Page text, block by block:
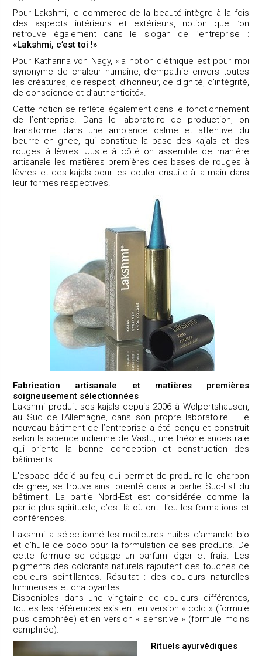
Pour Lakshmi, le commerce de la beauté intègre à la fois
des aspects intérieurs et extérieurs, notion que l’on
retrouve également dans le slogan de l’entreprise :
«Lakshmi, c’est toi !»
Pour Katharina von Nagy, «la notion d’éthique est pour moi
synonyme de chaleur humaine, d’empathie envers toutes
les créatures, de respect, d’honneur, de dignité, d’intégrité,
de conscience et d’authenticité».
Cette notion se reflète également dans le fonctionnement
de l’entreprise. Dans le laboratoire de production, on
transforme dans une ambiance calme et attentive du
beurre en ghee, qui constitue la base des kajals et des
rouges à lèvres. Juste à côté on assemble de manière
artisanale les matières premières des bases de rouges à
lèvres et des kajals pour les couler ensuite à la main dans
leur formes respectives.
Fabrication artisanale et matières premières
soigneusement sélectionnées
Lakshmi produit ses kajals depuis 2006 à Wolpertshausen,
au Sud de l’Allemagne, dans son propre laboratoire. Le
nouveau bâtiment de l’entreprise a été conçu et construit
selon la science indienne de Vastu, une théorie ancestrale
qui oriente la bonne conception et construction des
bâtiments.
L’espace dédié au feu, qui permet de produire le charbon
de ghee, se trouve ainsi orienté dans la partie Sud-Est du
bâtiment. La partie Nord-Est est considérée comme la
partie plus spirituelle, c’est là où ont lieu les formations et
conférences.
Lakshmi a sélectionné les meilleures huiles d’amande bio
et d’huile de coco pour la formulation de ses produits. De
cette formule se dégage un parfum léger et frais. Les
pigments des colorants naturels rajoutent des touches de
couleurs scintillantes. Résultat : des couleurs naturelles
lumineuses et chatoyantes.
Disponibles dans une vingtaine de couleurs différentes,
toutes les références existent en version « cold » (formule
plus camphrée) et en version « sensitive » (formule moins
camphrée).
Rituels ayurvédiques